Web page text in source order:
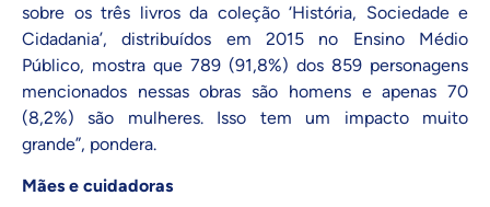
sobre os três livros da coleção ‘História, Sociedade e
Cidadania’, distribuídos em 2015 no Ensino Médio
Público, mostra que 789 (91,8%) dos 859 personagens
mencionados nessas obras são homens e apenas 70
(8,2%) são mulheres. Isso tem um impacto muito
grande”, pondera.
Mães e cuidadoras